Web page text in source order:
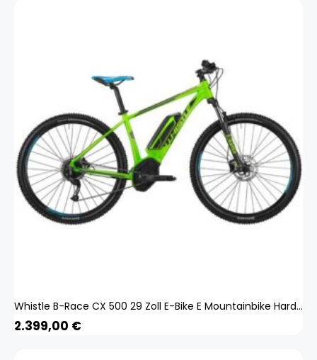
Whistle B-Race CX 500 29 Zoll E-Bike E Mountainbike Hardtail MTB Bosch Pedelec
2.399,00 €